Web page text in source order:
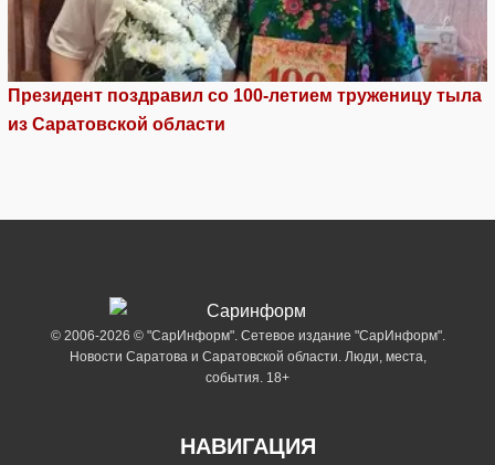
Президент поздравил со 100-летием труженицу тыла
из Саратовской области
© 2006-2026 © "СарИнформ". Сетевое издание "СарИнформ".
Новости Саратова и Саратовской области. Люди, места,
события. 18+
НАВИГАЦИЯ